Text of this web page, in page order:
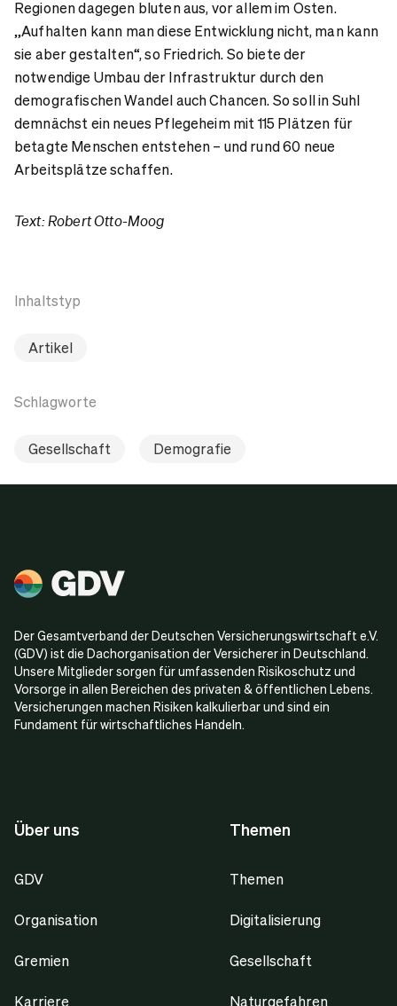
Regionen dagegen bluten aus, vor allem im Osten.
„Aufhalten kann man diese Entwicklung nicht, man kann
sie aber gestalten“, so Friedrich. So biete der
notwendige Umbau der Infrastruktur durch den
demografischen Wandel auch Chancen. So soll in Suhl
demnächst ein neues Pflegeheim mit 115 Plätzen für
betagte Menschen entstehen – und rund 60 neue
Arbeitsplätze schaffen.
Text: Robert Otto-Moog
Inhaltstyp
Artikel
Schlagworte
Gesellschaft Demografie
Der Gesamtverband der Deutschen Versicherungswirtschaft e.V.
(GDV) ist die Dachorganisation der Versicherer in Deutschland.
Unsere Mitglieder sorgen für umfassenden Risikoschutz und
Vorsorge in allen Bereichen des privaten & öffentlichen Lebens.
Versicherungen machen Risiken kalkulierbar und sind ein
Fundament für wirtschaftliches Handeln.
Über uns
GDV
Organisation
Gremien
Karriere
Themen
Themen
Digitalisierung
Gesellschaft
Naturgefahren